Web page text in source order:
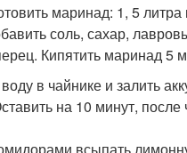
маринад: 1, 5
соль, сахар,
Кипятить маринад 5
в чайнике и залить
на 10 минут, после
всыпать